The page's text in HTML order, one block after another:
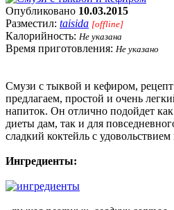
Опубликовано 10.03.2015
Разместил: taisida [offline]
Калорийность: Не указана
Время приготовления: Не указано
Смузи с тыквой и кефиром,
предлагаем, простой и очень
напиток. Он отлично подойдет
диеты дам, так и для
сладкий коктейль с
Ингредиенты: